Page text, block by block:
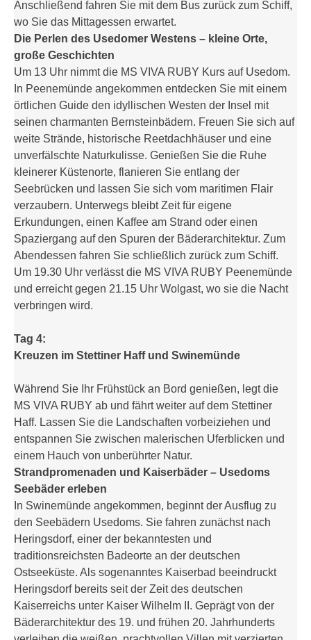
Anschließend fahren Sie mit dem Bus zurück zum Schiff,
wo Sie das Mittagessen erwartet.
Die Perlen des Usedomer Westens – kleine Orte,
große Geschichten
Um 13 Uhr nimmt die MS VIVA RUBY Kurs auf Usedom.
In Peenemünde angekommen entdecken Sie mit einem
örtlichen Guide den idyllischen Westen der Insel mit
seinen charmanten Bernsteinbädern. Freuen Sie sich auf
weite Strände, historische Reetdachhäuser und eine
unverfälschte Naturkulisse. Genießen Sie die Ruhe
kleinerer Küstenorte, flanieren Sie entlang der
Seebrücken und lassen Sie sich vom maritimen Flair
verzaubern. Unterwegs bleibt Zeit für eigene
Erkundungen, einen Kaffee am Strand oder einen
Spaziergang auf den Spuren der Bäderarchitektur. Zum
Abendessen fahren Sie schließlich zurück zum Schiff.
Um 19.30 Uhr verlässt die MS VIVA RUBY Peenemünde
und erreicht gegen 21.15 Uhr Wolgast, wo sie die Nacht
verbringen wird.
Tag 4:
Kreuzen im Stettiner Haff und Swinemünde
Während Sie Ihr Frühstück an Bord genießen, legt die
MS VIVA RUBY ab und fährt weiter auf dem Stettiner
Haff. Lassen Sie die Landschaften vorbeiziehen und
entspannen Sie zwischen malerischen Uferblicken und
einem Hauch von unberührter Natur.
Strandpromenaden und Kaiserbäder – Usedoms
Seebäder erleben
In Swinemünde angekommen, beginnt der Ausflug zu
den Seebädern Usedoms. Sie fahren zunächst nach
Heringsdorf, einer der bekanntesten und
traditionsreichsten Badeorte an der deutschen
Ostseeküste. Als sogenanntes Kaiserbad beeindruckt
Heringsdorf bereits seit der Zeit des deutschen
Kaiserreichs unter Kaiser Wilhelm II. Geprägt von der
Bäderarchitektur des 19. und frühen 20. Jahrhunderts